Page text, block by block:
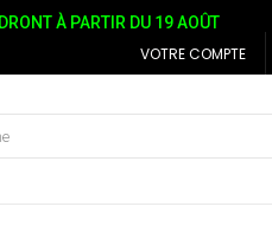
À PARTIR DU 19 AOÛT
VOTRE COMPTE